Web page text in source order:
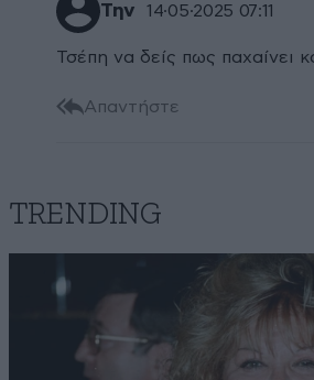
Την 14·05·2025 07:11
Τσέπη να δείς πως παχαίνει
Απαντήστε
TRENDING